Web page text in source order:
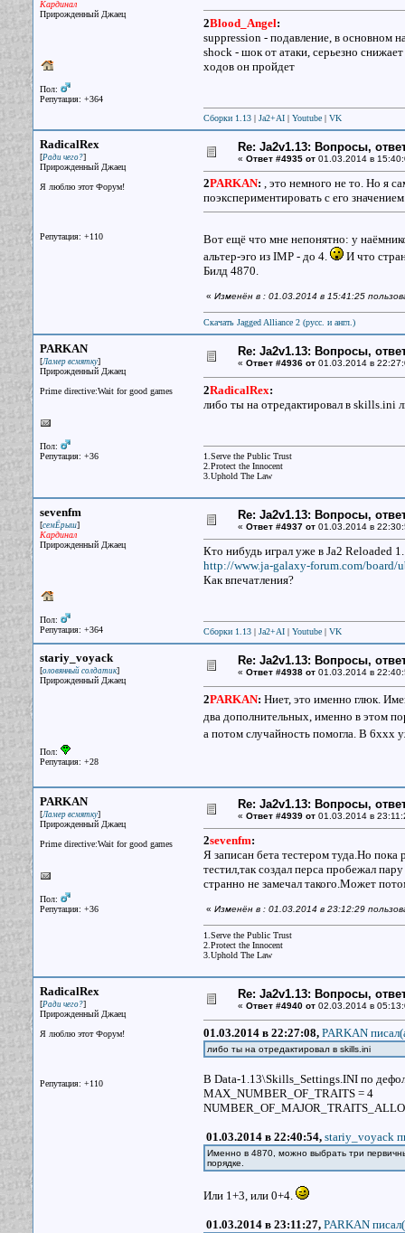
Кардинал
Прирожденный Джаец
Пол:
Репутация: +364
2Blood_Angel:
suppression - подавление, в основном
shock - шок от атаки, серьезно
ходов он пройдет
Сборки 1.13| Ja2+AI| Youtube| VK
RadicalRex
[Ради чего?]
Прирожденный Джаец
Я люблю этот Форум!
Репутация: +110
Re: Ja2v1.13: Вопросы,
« Ответ #4935 от01.03.2014 в
2PARKAN: , это немного не то. Но я
поэкспериментировать с его
Вот ещё что мне непонятно: у
альтер-эго из IMP - до 4.
И что
Билд 4870.
« Изменён в : 01.03.2014 в 15:41:25
Скачать Jagged Alliance 2 (русс. и англ.)
PARKAN
[Ламер всмятку]
Прирожденный Джаец
Prime directive:Wait for good games
Пол:
Репутация: +36
Re: Ja2v1.13: Вопросы,
« Ответ #4936 от01.03.2014 в
2RadicalRex:
либо ты на отредактировал в skills.ini
1.Serve the Public Trust
2.Protect the Innocent
3.Uphold The Law
sevenfm
[семЁрыш]
Кардинал
Прирожденный Джаец
Пол:
Репутация: +364
Re: Ja2v1.13: Вопросы,
« Ответ #4937 от01.03.2014 в
Кто нибудь играл уже в Ja2 Reloaded
http://www.ja-galaxy-forum.com/board/
Как впечатления?
Сборки 1.13| Ja2+AI| Youtube| VK
stariy_voyack
[оловянный солдатик]
Прирожденный Джаец
Пол:
Репутация: +28
Re: Ja2v1.13: Вопросы,
« Ответ #4938 от01.03.2014 в
2PARKAN: Ниет, это именно глюк.
два дополнительных, именно в этом
а потом случайность помогла. В 6ххх
PARKAN
[Ламер всмятку]
Прирожденный Джаец
Prime directive:Wait for good games
Пол:
Репутация: +36
Re: Ja2v1.13: Вопросы,
« Ответ #4939 от01.03.2014 в
2sevenfm:
Я записан бета тестером туда.Но
тестил,так создал перса пробежал пару
странно не замечал такого.Может
« Изменён в : 01.03.2014 в 23:12:29
1.Serve the Public Trust
2.Protect the Innocent
3.Uphold The Law
RadicalRex
[Ради чего?]
Прирожденный Джаец
Я люблю этот Форум!
Репутация: +110
Re: Ja2v1.13: Вопросы,
« Ответ #4940 от02.03.2014 в
01.03.2014 в 22:27:08, PARKAN
либо ты на отредактировал в skills.ini
В Data-1.13\Skills_Settings.INI по
MAX_NUMBER_OF_TRAITS = 4
01.03.2014 в 22:40:54, stariy_voyack
Именно в 4870, можно выбрать три
порядке.
Или 1+3, или 0+4.
01.03.2014 в 23:11:27, PARKAN